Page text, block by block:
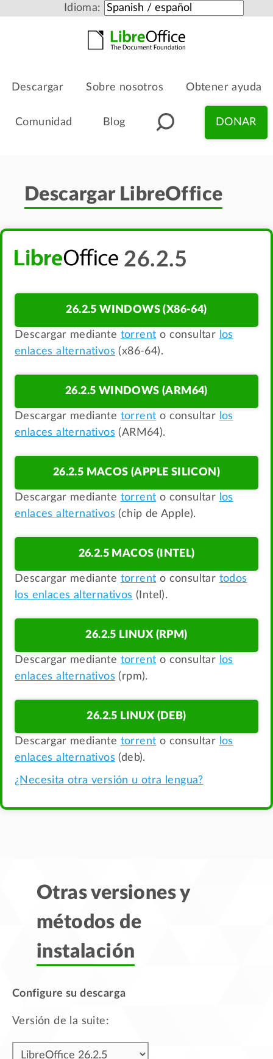
Idioma:
Descargar Sobre nosotros Obtener ayuda
Comunidad Blog DONAR
Descargar LibreOffice
26.2.5
26.2.5 WINDOWS (X86-64)
Descargar mediante torrent o consultar los
enlaces alternativos (x86-64).
26.2.5 WINDOWS (ARM64)
Descargar mediante torrent o consultar los
enlaces alternativos (ARM64).
26.2.5 MACOS (APPLE SILICON)
Descargar mediante torrent o consultar los
enlaces alternativos (chip de Apple).
26.2.5 MACOS (INTEL)
Descargar mediante torrent o consultar todos
los enlaces alternativos (Intel).
26.2.5 LINUX (RPM)
Descargar mediante torrent o consultar los
enlaces alternativos (rpm).
26.2.5 LINUX (DEB)
Descargar mediante torrent o consultar los
enlaces alternativos (deb).
¿Necesita otra versión u otra lengua?
Otras versiones y
métodos de
instalación
Configure su descarga
Versión de la suite: